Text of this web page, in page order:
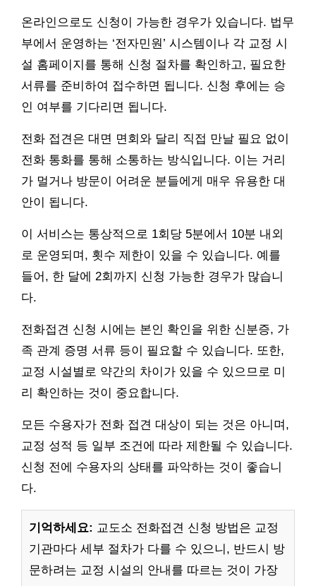
온라인으로도 신청이 가능한 경우가 있습니다. 법무
부에서 운영하는 ‘전자민원’ 시스템이나 각 교정 시
설 홈페이지를 통해 신청 절차를 확인하고, 필요한
서류를 준비하여 접수하면 됩니다. 신청 후에는 승
인 여부를 기다리면 됩니다.
전화 접견은 대면 면회와 달리 직접 만날 필요 없이
전화 통화를 통해 소통하는 방식입니다. 이는 거리
가 멀거나 방문이 어려운 분들에게 매우 유용한 대
안이 됩니다.
이 서비스는 통상적으로 1회당 5분에서 10분 내외
로 운영되며, 횟수 제한이 있을 수 있습니다. 예를
들어, 한 달에 2회까지 신청 가능한 경우가 많습니
다.
전화접견 신청 시에는 본인 확인을 위한 신분증, 가
족 관계 증명 서류 등이 필요할 수 있습니다. 또한,
교정 시설별로 약간의 차이가 있을 수 있으므로 미
리 확인하는 것이 중요합니다.
모든 수용자가 전화 접견 대상이 되는 것은 아니며,
교정 성적 등 일부 조건에 따라 제한될 수 있습니다.
신청 전에 수용자의 상태를 파악하는 것이 좋습니
다.
기억하세요: 교도소 전화접견 신청 방법은 교정
기관마다 세부 절차가 다를 수 있으니, 반드시 방
문하려는 교정 시설의 안내를 따르는 것이 가장